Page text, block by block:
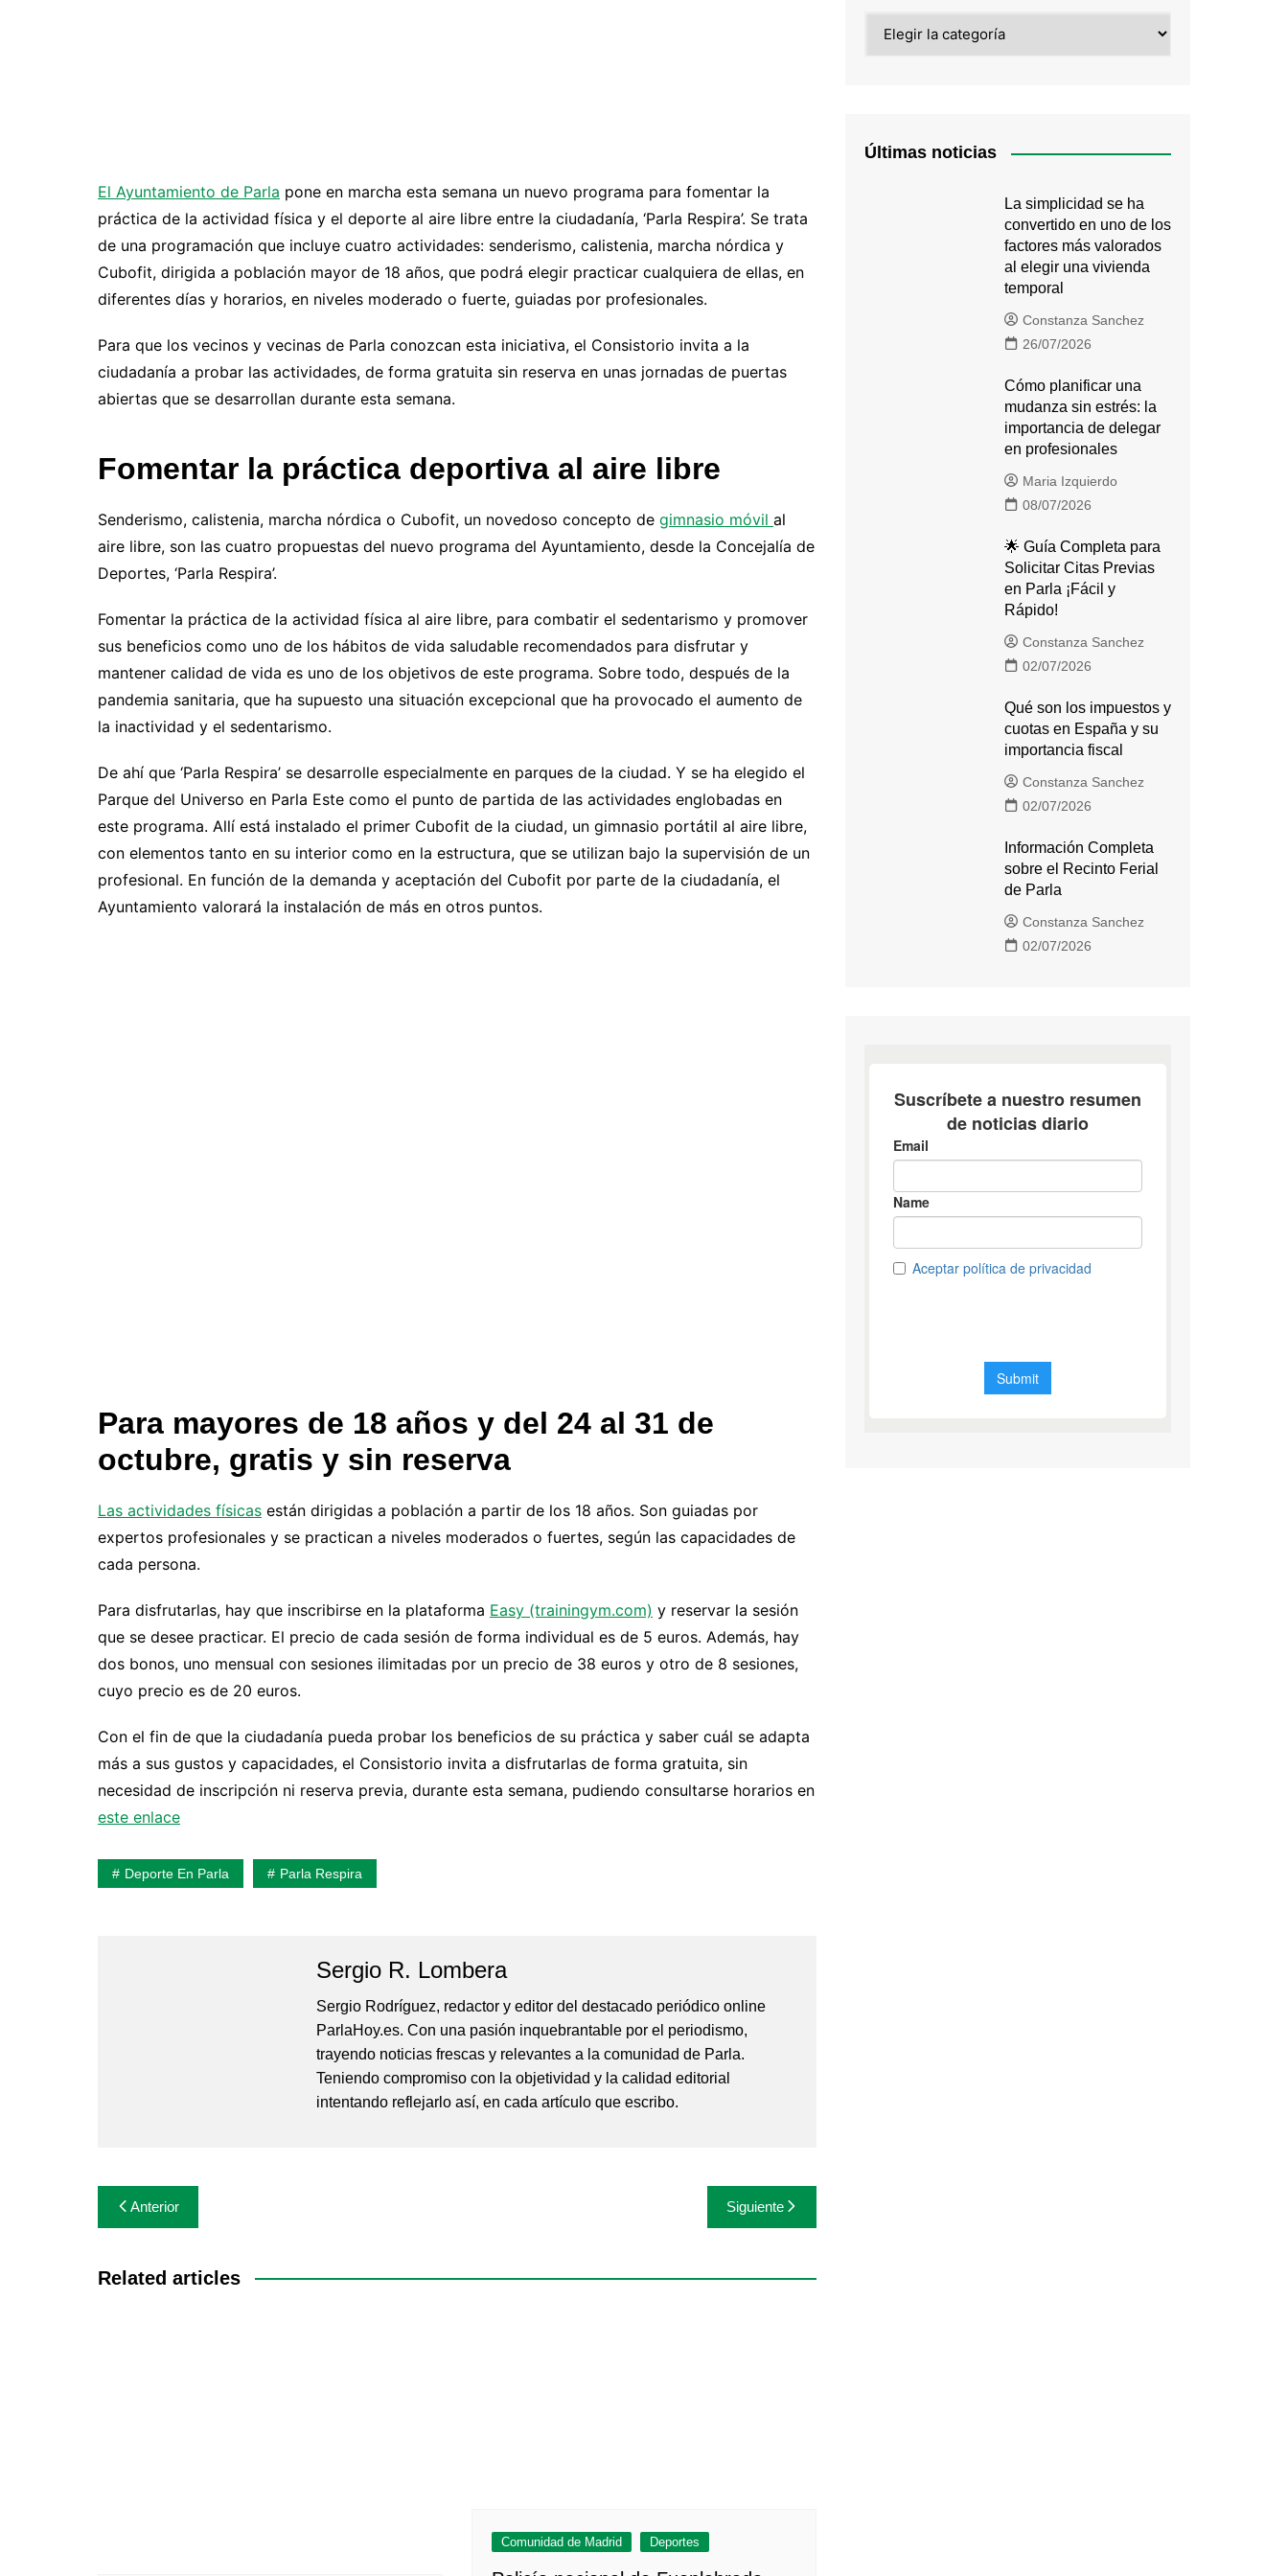
El Ayuntamiento de Parla pone en marcha esta semana un nuevo programa para fomentar la
práctica de la actividad física y el deporte al aire libre entre la ciudadanía, ‘Parla Respira’. Se trata
de una programación que incluye cuatro actividades: senderismo, calistenia, marcha nórdica y
Cubofit, dirigida a población mayor de 18 años, que podrá elegir practicar cualquiera de ellas, en
diferentes días y horarios, en niveles moderado o fuerte, guiadas por profesionales.
Para que los vecinos y vecinas de Parla conozcan esta iniciativa, el Consistorio invita a la
ciudadanía a probar las actividades, de forma gratuita sin reserva en unas jornadas de puertas
abiertas que se desarrollan durante esta semana.
Fomentar la práctica deportiva al aire libre
Senderismo, calistenia, marcha nórdica o Cubofit, un novedoso concepto de gimnasio móvil al
aire libre, son las cuatro propuestas del nuevo programa del Ayuntamiento, desde la Concejalía de
Deportes, ‘Parla Respira’.
Fomentar la práctica de la actividad física al aire libre, para combatir el sedentarismo y promover
sus beneficios como uno de los hábitos de vida saludable recomendados para disfrutar y
mantener calidad de vida es uno de los objetivos de este programa. Sobre todo, después de la
pandemia sanitaria, que ha supuesto una situación excepcional que ha provocado el aumento de
la inactividad y el sedentarismo.
De ahí que ‘Parla Respira’ se desarrolle especialmente en parques de la ciudad. Y se ha elegido el
Parque del Universo en Parla Este como el punto de partida de las actividades englobadas en
este programa. Allí está instalado el primer Cubofit de la ciudad, un gimnasio portátil al aire libre,
con elementos tanto en su interior como en la estructura, que se utilizan bajo la supervisión de un
profesional. En función de la demanda y aceptación del Cubofit por parte de la ciudadanía, el
Ayuntamiento valorará la instalación de más en otros puntos.
Para mayores de 18 años y del 24 al 31 de
octubre, gratis y sin reserva
Las actividades físicas están dirigidas a población a partir de los 18 años. Son guiadas por
expertos profesionales y se practican a niveles moderados o fuertes, según las capacidades de
cada persona.
Para disfrutarlas, hay que inscribirse en la plataforma Easy (trainingym.com) y reservar la sesión
que se desee practicar. El precio de cada sesión de forma individual es de 5 euros. Además, hay
dos bonos, uno mensual con sesiones ilimitadas por un precio de 38 euros y otro de 8 sesiones,
cuyo precio es de 20 euros.
Con el fin de que la ciudadanía pueda probar los beneficios de su práctica y saber cuál se adapta
más a sus gustos y capacidades, el Consistorio invita a disfrutarlas de forma gratuita, sin
necesidad de inscripción ni reserva previa, durante esta semana, pudiendo consultarse horarios en
este enlace
Deporte En Parla Parla Respira
Sergio R. Lombera
Sergio Rodríguez, redactor y editor del destacado periódico online
ParlaHoy.es. Con una pasión inquebrantable por el periodismo,
trayendo noticias frescas y relevantes a la comunidad de Parla.
Teniendo compromiso con la objetividad y la calidad editorial
intentando reflejarlo así, en cada artículo que escribo.
Navegación
de
entradas
Anterior Siguiente
Related articles
Comunidad de Madrid Deportes
Últimas noticias
La simplicidad se ha
convertido en uno de los
factores más valorados
al elegir una vivienda
temporal
Constanza Sanchez
26/07/2026
Cómo planificar una
mudanza sin estrés: la
importancia de delegar
en profesionales
Maria Izquierdo
08/07/2026
🌟 Guía Completa para
Solicitar Citas Previas
en Parla ¡Fácil y
Rápido!
Constanza Sanchez
02/07/2026
Qué son los impuestos y
cuotas en España y su
importancia fiscal
Constanza Sanchez
02/07/2026
Información Completa
sobre el Recinto Ferial
de Parla
Constanza Sanchez
02/07/2026